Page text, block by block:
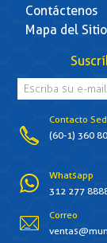
Contáctenos
Mapa del Sitio
Contacto
(60-1) 360
Whatsapp
312 277
Correo